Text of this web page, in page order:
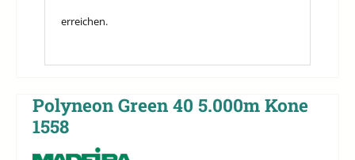
erreichen.
Polyneon Green 40 5.000m Kone
1558